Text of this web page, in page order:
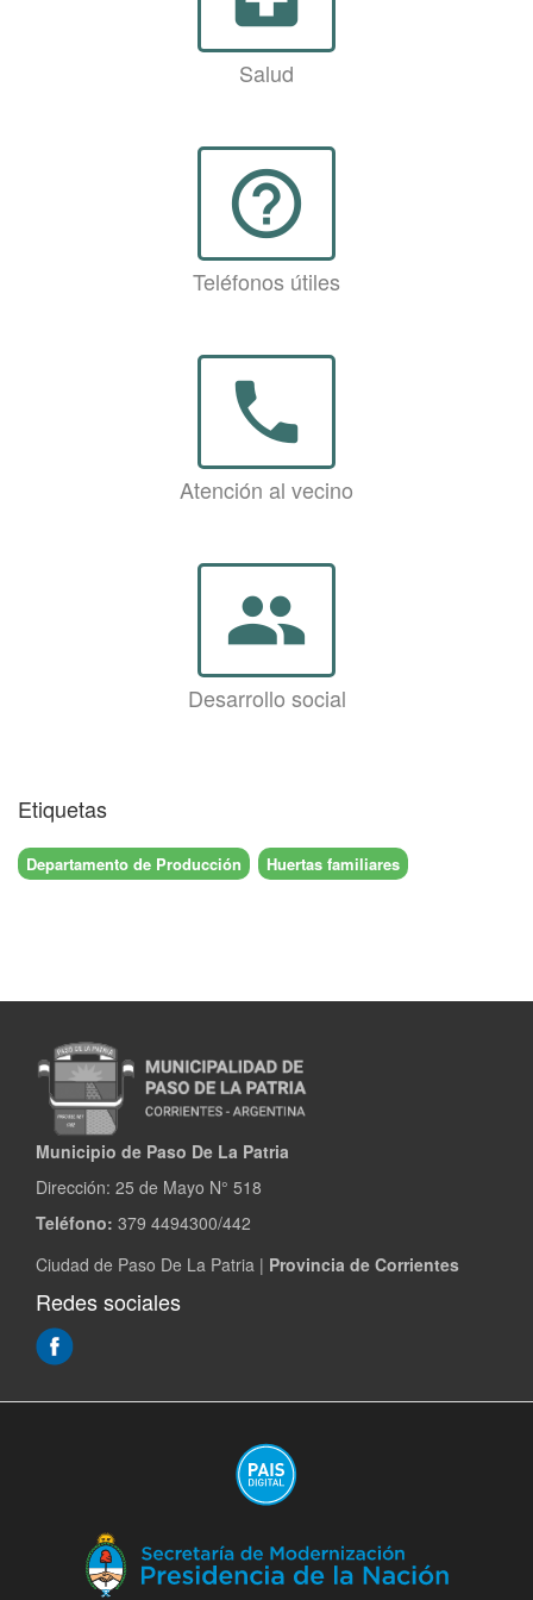
Salud
help_outline
Teléfonos útiles
phone
Atención al vecino
group
Desarrollo social
Etiquetas
Departamento de Producción Huertas familiares
Municipio de Paso De La Patria
Dirección: 25 de Mayo N° 518
Teléfono: 379 4494300/442
Ciudad de Paso De La Patria | Provincia de Corrientes
Redes sociales